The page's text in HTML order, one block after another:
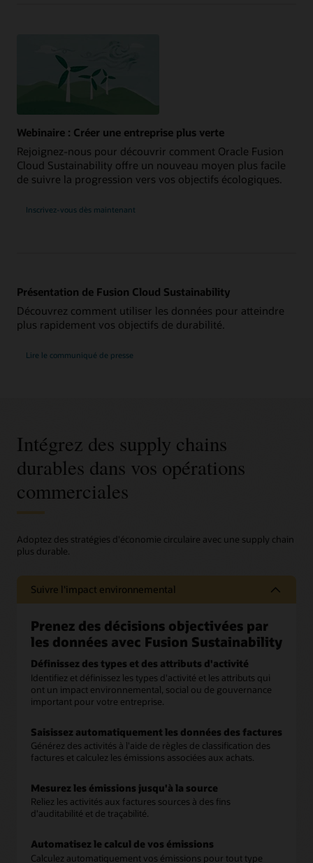
Webinaire : Créer une entreprise plus verte
Rejoignez-nous pour découvrir comment Oracle Fusion
Cloud Sustainability offre un nouveau moyen plus facile
de suivre la progression vers vos objectifs écologiques.
Inscrivez-vous dès maintenant
Présentation de Fusion Cloud Sustainability
Découvrez comment utiliser les données pour atteindre
plus rapidement vos objectifs de durabilité.
Lire le communiqué de presse
Intégrez des supply chains
durables dans vos opérations
commerciales
Adoptez des stratégies d'économie circulaire avec une supply chain
plus durable.
Suivre l'impact environnemental
Prenez des décisions objectivées par
les données avec Fusion Sustainability
Définissez des types et des attributs d'activité
Identifiez et définissez les types d'activité et les attributs qui
ont un impact environnemental, social ou de gouvernance
important pour votre entreprise.
Saisissez automatiquement les données des factures
Générez des activités à l'aide de règles de classification des
factures et calculez les émissions associées aux achats.
Mesurez les émissions jusqu'à la source
Reliez les activités aux factures sources à des fins
d'auditabilité et de traçabilité.
Automatisez le calcul de vos émissions
Calculez automatiquement vos émissions pour tout type